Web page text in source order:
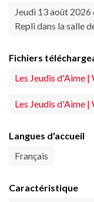
Jeudi 13 août 2026
Repli dans la salle
Fichiers
Les Jeudis d'Aime
Les Jeudis d'Aime
Langues d'accueil
Français
Caractéristique